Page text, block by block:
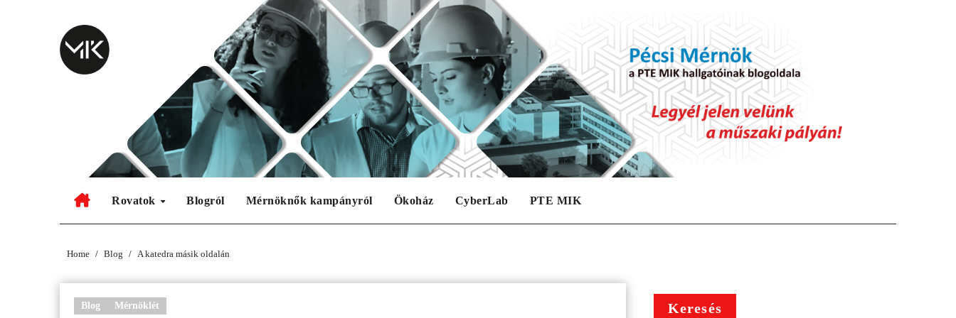
Rovatok Blogról Mérnöknők kampányról Ökoház CyberLab PTE MIK
Home Blog A katedra másik oldalán
Blog Mérnöklét Keresés